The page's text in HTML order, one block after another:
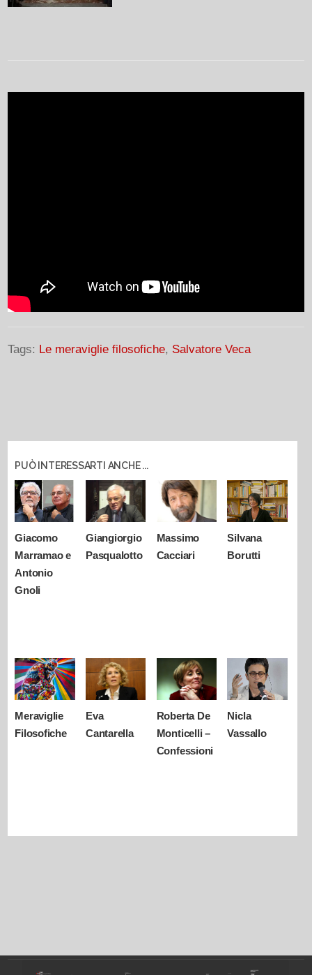
Tags: Le meraviglie filosofiche, Salvatore Veca
PUÒ INTERESSARTI ANCHE ...
Giacomo
Marramao e
Antonio
Gnoli
Giangiorgio
Pasqualotto
Massimo
Cacciari
Silvana
Borutti
Meraviglie
Filosofiche
Eva
Cantarella
Roberta De
Monticelli –
Confessioni
Nicla
Vassallo